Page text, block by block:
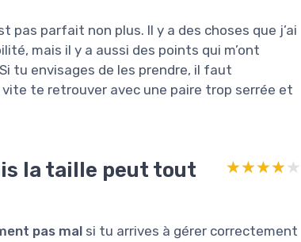
pas parfait non plus. Il y a des choses que j’ai
mais il y a aussi des points qui m’ont
tu envisages de les prendre, il faut
te retrouver avec une paire trop serrée et
la taille peut tout
★★★★★
★★★★★
pas mal si tu arrives à gérer correctement